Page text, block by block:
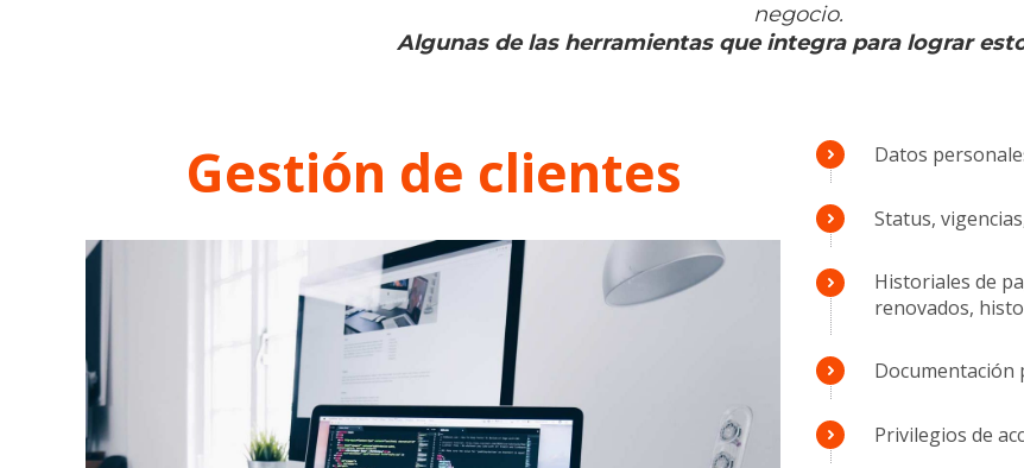
negocio.
Algunas de las herramientas que integra para lograr
Gestión de clientes Datos
Status,
Historiales de
renovados,
Documentación
Privilegios de